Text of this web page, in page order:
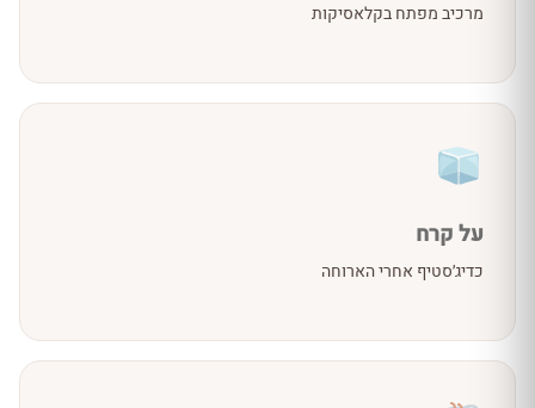
מרכיב מפתח בקלאסיקות
על קרח
כדיג׳סטיף אחרי הארוחה